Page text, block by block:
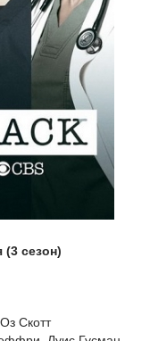
сезон)
Скотт